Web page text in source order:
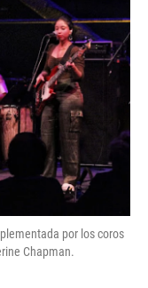
por los coros
Chapman.